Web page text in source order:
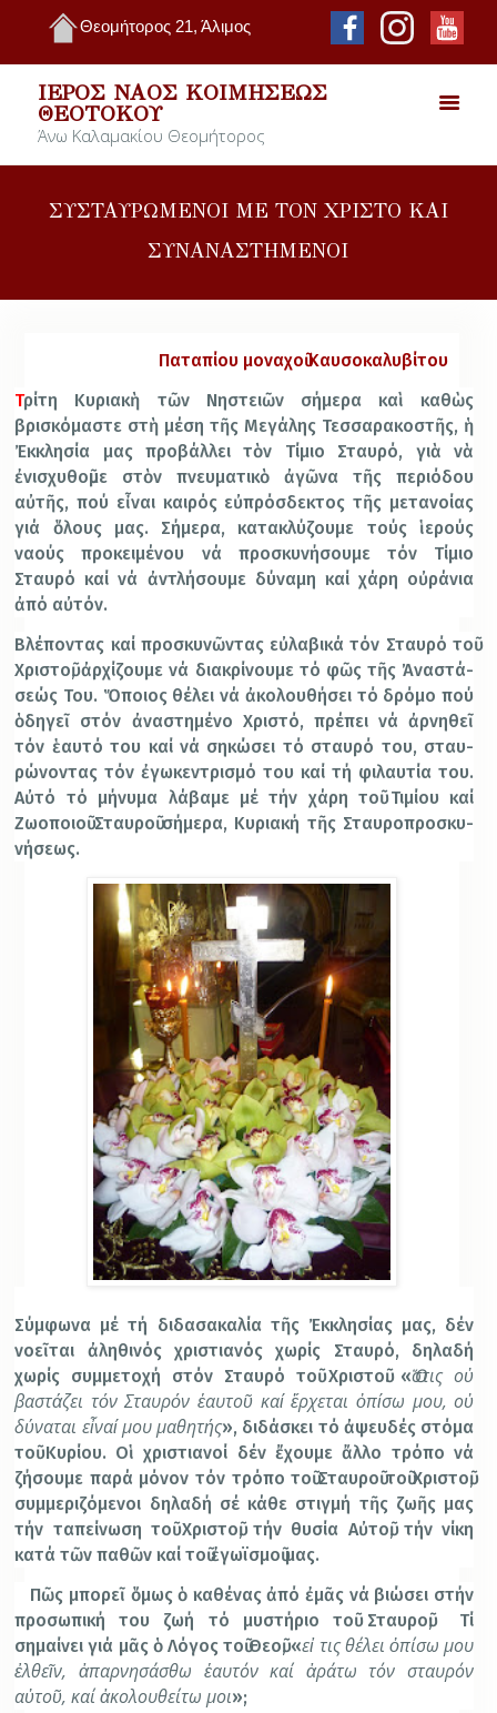
Θεομήτορος 21, Άλιμος
ΙΕΡΌΣ ΝΑΌΣ ΚΟΙΜΉΣΕΩΣ
ΘΕΟΤΌΚΟΥ
Άνω Καλαμακίου Θεομήτορος
ΣΥΣΤΑΥΡΩΜΕΝΟΙ ΜΕ ΤΟΝ ΧΡΙΣΤΟ ΚΑΙ
ΣΥΝΑΝΑΣΤΗΜΕΝΟΙ
Παταπίου μοναχοῦ Καυσοκαλυβίτου
Τρίτη Κυριακὴ τῶν Νηστειῶν σήμερα καὶ καθὼς
βρισκόμαστε στὴ μέση τῆς Μεγάλης Τεσσαρακοστῆς, ἡ
Ἐκκλησία μας προβάλλει τὸν Τίμιο Σταυρό, γιὰ νὰ
ἐνισχυθοῦμε στὸν πνευματικὸ ἀγῶνα τῆς περιόδου
αὐτῆς, πού εἶναι καιρός εὐπρόσδεκτος τῆς μετανοίας
γιά ὅλους μας. Σήμερα, κατακλύζουμε τούς ἱερούς
ναούς προκειμένου νά προσκυνήσουμε τόν Τίμιο
Σταυρό καί νά ἀντλήσουμε δύναμη καί χάρη οὐράνια
ἀπό αὐτόν.
Βλέ­πο­ντας καί προ­σκυ­νῶ­ντας εὐ­λα­βι­κά τόν Σταυ­ρό τοῦ
Χρι­στοῦ, ἀρ­χί­ζουμε νά δι­α­κρί­νου­με τό φῶς τῆς Ἀ­να­στά­
σε­ώς Του. Ὅ­ποι­ος θέ­λει νά ἀ­κο­λου­θή­σει τό δρό­μο πού
ὁ­δη­γεῖ στόν ἀ­να­στη­μέ­νο Χρι­στό, πρέ­πεινά ἀρ­νη­θεῖ
τόν ἑ­αυ­τό του καί νά ση­κώ­σει τό σταυ­ρό του, σταυ­
ρώ­νο­ντας τόν ἐ­γω­κε­ντρι­σμό του καί τή φι­λαυ­τί­α του.
Αὐτό τό μήνυμα λάβαμε μέ τήν χάρη τοῦ Τιμίου καί
Ζωοποιοῦ Σταυροῦ σήμερα, Κυ­ρι­α­κή τῆς Σταυ­ρο­προ­σκυ­
νή­σε­ως.
Σύμφωνα μέ τή διδασακαλία τῆς Ἐκκλησίας μας, δέν
νοεῖται ἀληθινός χριστιανός χωρίς Σταυρό, δηλαδή
χωρίς συμμετοχή στόν Σταυρό τοῦ Χριστοῦ. «Ὅστις οὐ
βαστάζει τόν Σταυρόν ἑαυτοῦ καί ἔρχεται ὀπίσω μου, οὐ
δύναται εἶναί μου μαθητής», διδάσκει τό ἀψευδές στόμα
τοῦ Κυρίου. Οἱ χριστιανοί δέν ἔχουμε ἄλλο τρόπο νά
ζήσουμε παρά μόνον τόν τρόπο τοῦ Σταυροῦ τοῦ Χριστοῦ,
συμμεριζόμενοι δηλαδή σέ κάθε στιγμή τῆς ζωῆς μας
τήν ταπείνωση τοῦ Χριστοῦ, τήν θυσία Αὐτοῦ, τήν νίκη
κατά τῶν παθῶν καί τοῦ ἐγωϊσμοῦ μας.
Πῶς μπορεῖ ὅμως ὁ καθένας ἀπό ἐμᾶς νά βιώσει στήν
προσωπική του ζωή τό μυστήριο τοῦ Σταυροῦ; Τί
σημαίνει γιά μᾶς ὁ Λόγος τοῦ Θεοῦ, «εἰ τις θέλει ὀπίσω μου
ἐλθεῖν, ἀπαρνησάσθω ἑαυτόν καί ἀράτω τόν σταυρόν
αὐτοῦ, καί ἀκολουθείτω μοι»;